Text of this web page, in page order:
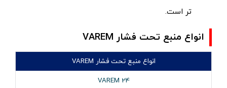
تر است.
انواع منبع تحت فشار VAREM
انواع منبع تحت فشار VAREM
VAREM 24